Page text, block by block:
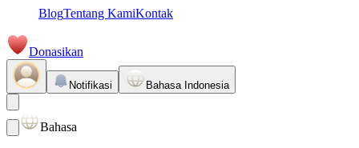
BlogTentang KamiKontak
Donasikan
Notifikasi Bahasa Indonesia
Bahasa